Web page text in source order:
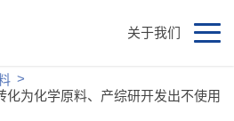
关于我们
>
化为化学原料、产综研开发出不使用